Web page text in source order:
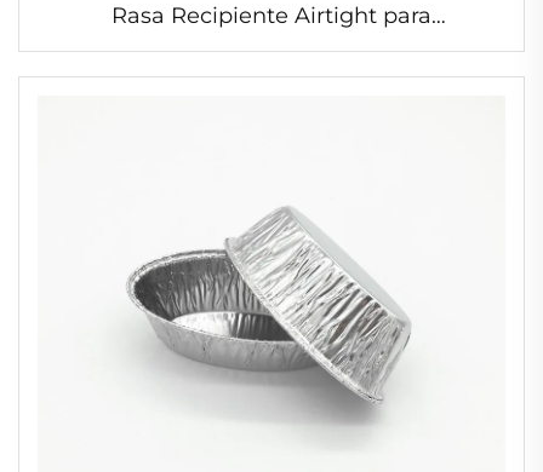
Rasa Recipiente Airtight para
Armazenamento de Alimentos Recipiente
de Folha de Alumínio Caixa